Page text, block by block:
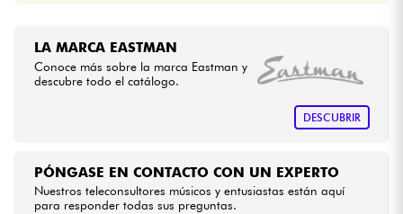
LA MARCA EASTMAN
Conoce más sobre la marca Eastman y
descubre todo el catálogo.
DESCUBRIR
PÓNGASE EN CONTACTO CON UN EXPERTO
Nuestros teleconsultores músicos y entusiastas están aquí
para responder todas sus preguntas.